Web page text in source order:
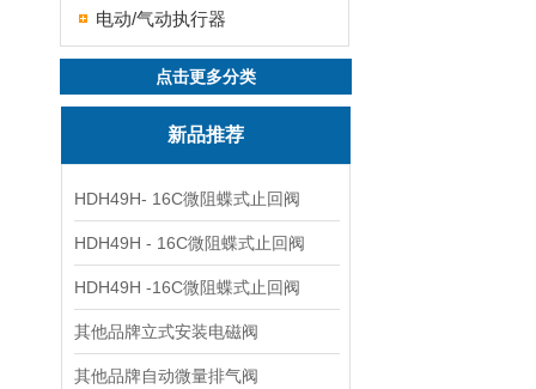
电动/气动执行器
点击更多分类
新品推荐
HDH49H- 16C微阻蝶式止回阀
HDH49H - 16C微阻蝶式止回阀
HDH49H -16C微阻蝶式止回阀
其他品牌立式安装电磁阀
其他品牌自动微量排气阀